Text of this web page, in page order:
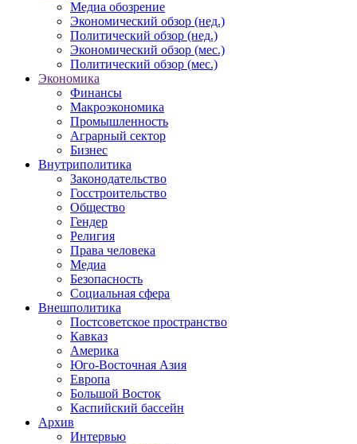
Медиа обозрение
Экономический обзор (нед.)
Политический обзор (нед.)
Экономический обзор (мес.)
Политический обзор (мес.)
Экономика
Финансы
Макроэкономика
Промышленность
Аграрный сектор
Бизнес
Внутриполитика
Законодательство
Госстроительство
Общество
Гендер
Религия
Права человека
Медиа
Безопасность
Социальная сфера
Внешполитика
Постсоветское пространство
Кавказ
Америка
Юго-Восточная Азия
Европа
Большой Восток
Каспийский бассейн
Архив
Интервью